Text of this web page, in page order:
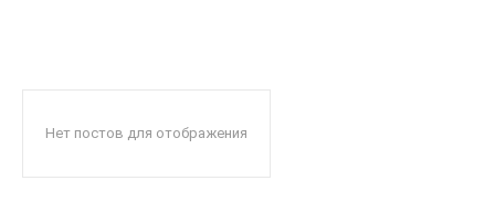
Нет постов для отображения